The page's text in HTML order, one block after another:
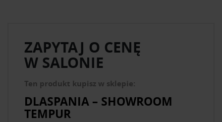
ZAPYTAJ O CENĘ
W SALONIE
Ten produkt kupisz w sklepie:
DLASPANIA – SHOWROOM
TEMPUR